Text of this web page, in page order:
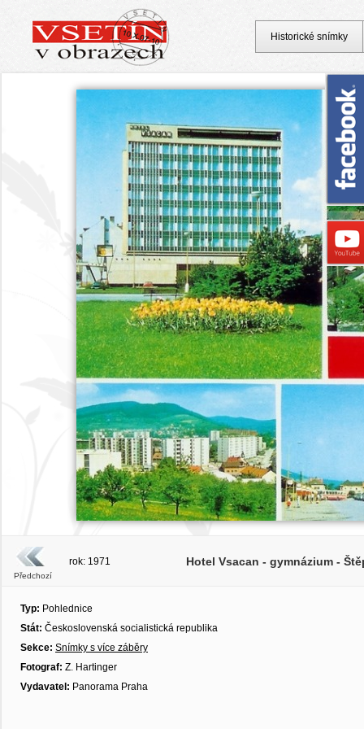
Předchozí
rok: 1971 Hotel Vsacan - gymnázium -
Typ: Pohlednice
Stát: Československá socialistická republika
Sekce: Snímky s více záběry
Fotograf: Z. Hartinger
Vydavatel: Panorama Praha
Historické snímky